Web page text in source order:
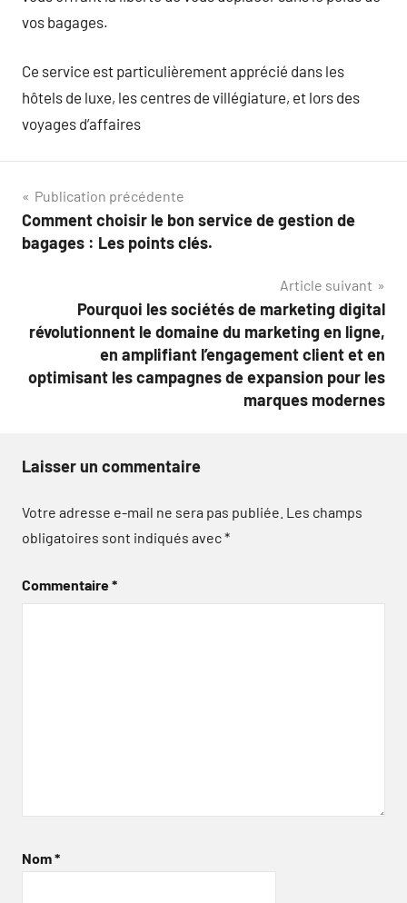
vos bagages.
Ce service est particulièrement apprécié dans les
hôtels de luxe, les centres de villégiature, et lors des
voyages d’affaires
Navigation
de
Publication précédente
Comment choisir le bon service de gestion de
bagages : Les points clés.
Article suivant
Pourquoi les sociétés de marketing digital
révolutionnent le domaine du marketing en ligne,
en amplifiant l’engagement client et en
optimisant les campagnes de expansion pour les
marques modernes
Laisser un commentaire
Votre adresse e-mail ne sera pas publiée. Les champs
obligatoires sont indiqués avec*
Commentaire*
Nom*